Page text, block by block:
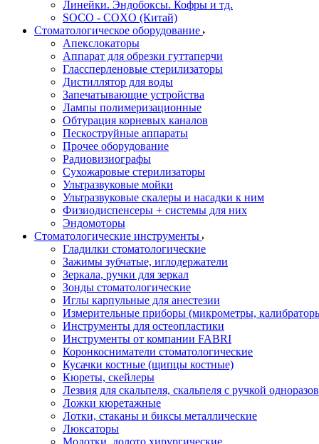
Линейки. Эндобоксы. Кофры и тд.
SOCO - COXO (Китай)
Стоматологическое оборудование
Апекслокаторы
Аппарат для обрезки гуттаперчи
Глассперленовые стерилизаторы
Дистиллятор для воды
Запечатывающие устройства
Лампы полимеризационные
Обтурация корневых каналов
Пескоструйные аппараты
Прочее оборудование
Радиовизиографы
Сухожаровые стерилизаторы
Ультразвуковые мойки
Ультразвуковые скалеры и насадки к ним
Физиодиспенсеры + системы для них
Эндомоторы
Стоматологические инструменты
Гладилки стоматологические
Зажимы зубчатые, иглодержатели
Зеркала, ручки для зеркал
Зонды стоматологические
Иглы карпульные для анестезии
Измерительные приборы (микрометры,
Инструменты для остеопластики
Инструменты от компании FABRI
Коронкосниматели стоматологические
Кусачки костные (щипцы костные)
Кюреты, скейлеры
Лезвия для скальпеля, скальпеля с ручкой
Ложки кюретажные
Лотки, стаканы и биксы металлические
Люксаторы